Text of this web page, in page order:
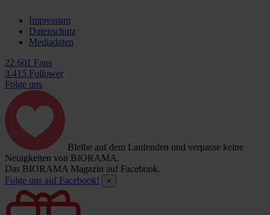
Impressum
Datenschutz
Mediadaten
22.601 Fans
3.415 Follower
Folge uns
Bleibe auf dem Laufenden und verpasse keine
Neuigkeiten von BIORAMA.
Das BIORAMA Magazin auf Facebook.
Folge uns auf Facebook!
×